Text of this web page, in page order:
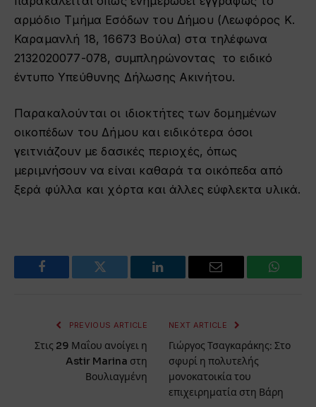
αρμόδιο Τμήμα Εσόδων του Δήμου (Λεωφόρος Κ.
Καραμανλή 18, 16673 Βούλα) στα τηλέφωνα
2132020077-078, συμπληρώνοντας το ειδικό
έντυπο Υπεύθυνης Δήλωσης Ακινήτου.
Παρακαλούνται οι ιδιοκτήτες των δομημένων
οικοπέδων του Δήμου και ειδικότερα όσοι
γειτνιάζουν με δασικές περιοχές, όπως
μεριμνήσουν να είναι καθαρά τα οικόπεδα από
ξερά φύλλα και χόρτα και άλλες εύφλεκτα υλικά.
Facebook Twitter LinkedIn Email
PREVIOUS ARTICLE
Στις 29 Μαΐου ανοίγει η
Astir Marina στη
Βουλιαγμένη
NEXT ARTICLE
Γιώργος Τσαγκαράκης: Στο
σφυρί η πολυτελής
μονοκατοικία του
επιχειρηματία στη Βάρη